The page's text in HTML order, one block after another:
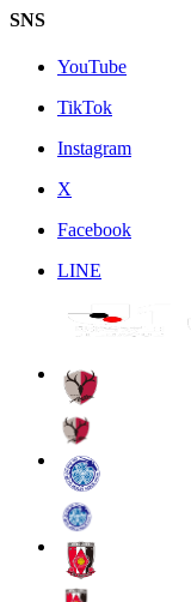
SNS
YouTube
TikTok
Instagram
X
Facebook
LINE